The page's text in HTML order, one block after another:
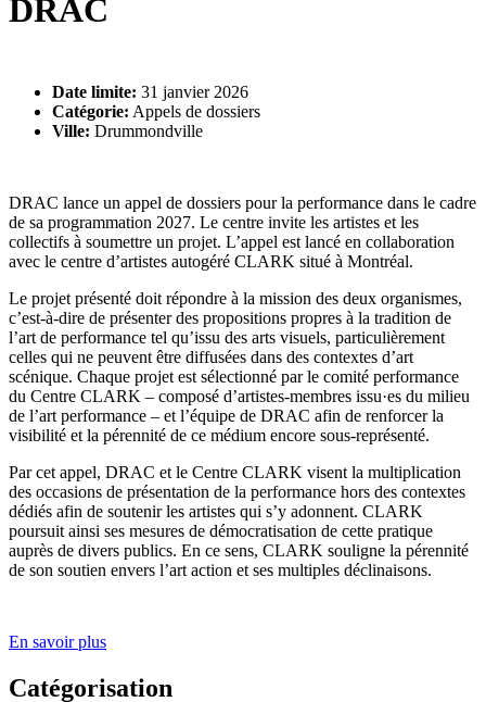
DRAC
Date limite: 31 janvier 2026
Catégorie: Appels de dossiers
Ville: Drummondville
DRAC lance un appel de dossiers pour la performance dans le cadre
de sa programmation 2027. Le centre invite les artistes et les
collectifs à soumettre un projet. L’appel est lancé en collaboration
avec le centre d’artistes autogéré CLARK situé à Montréal.
Le projet présenté doit répondre à la mission des deux organismes,
c’est-à-dire de présenter des propositions propres à la tradition de
l’art de performance tel qu’issu des arts visuels, particulièrement
celles qui ne peuvent être diffusées dans des contextes d’art
scénique. Chaque projet est sélectionné par le comité performance
du Centre CLARK – composé d’artistes-membres issu·es du milieu
de l’art performance – et l’équipe de DRAC afin de renforcer la
visibilité et la pérennité de ce médium encore sous-représenté.
Par cet appel, DRAC et le Centre CLARK visent la multiplication
des occasions de présentation de la performance hors des contextes
dédiés afin de soutenir les artistes qui s’y adonnent. CLARK
poursuit ainsi ses mesures de démocratisation de cette pratique
auprès de divers publics. En ce sens, CLARK souligne la pérennité
de son soutien envers l’art action et ses multiples déclinaisons.
En savoir plus
Catégorisation